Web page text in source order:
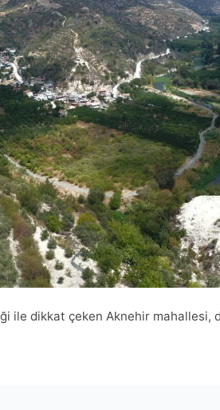
ile dikkat çeken Aknehir mahallesi,